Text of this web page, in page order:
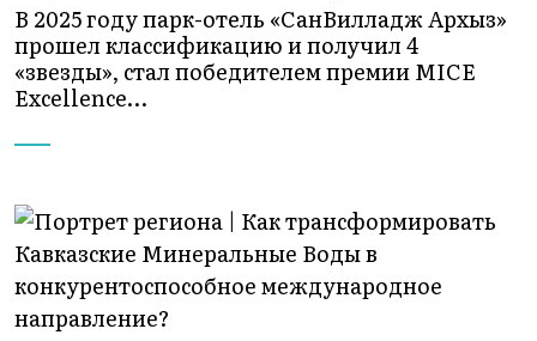
В 2025 году парк-отель «СанВилладж Архыз»
прошел классификацию и получил 4
«звезды», стал победителем премии MICE
Excellence…